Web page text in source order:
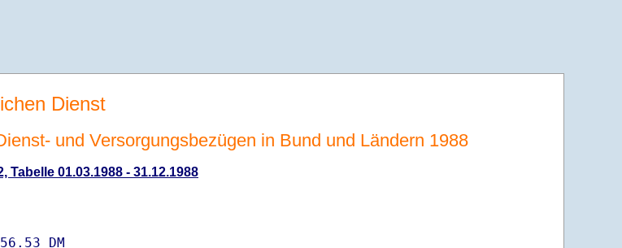
Dienst
und Versorgungsbezügen in Bund und Ländern 1988
01.03.1988 - 31.12.1988
DM